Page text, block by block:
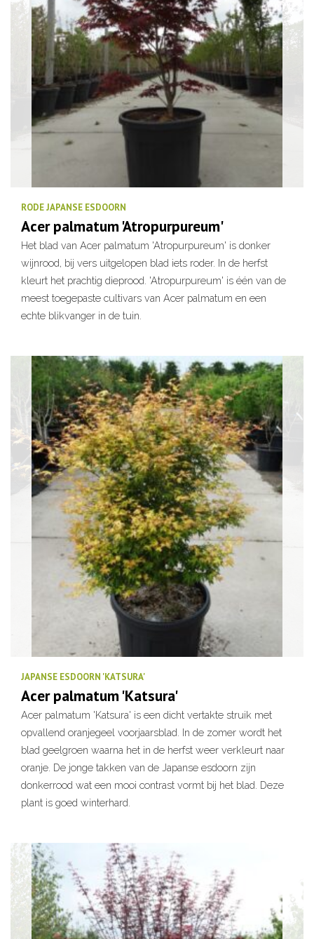
RODE JAPANSE ESDOORN
Acer palmatum 'Atropurpureum'
Het blad van Acer palmatum 'Atropurpureum' is donker
wijnrood, bij vers uitgelopen blad iets roder. In de herfst
kleurt het prachtig dieprood. 'Atropurpureum' is één van de
meest toegepaste cultivars van Acer palmatum en een
echte blikvanger in de tuin.
JAPANSE ESDOORN 'KATSURA'
Acer palmatum 'Katsura'
Acer palmatum 'Katsura' is een dicht vertakte struik met
opvallend oranjegeel voorjaarsblad. In de zomer wordt het
blad geelgroen waarna het in de herfst weer verkleurt naar
oranje. De jonge takken van de Japanse esdoorn zijn
donkerrood wat een mooi contrast vormt bij het blad. Deze
plant is goed winterhard.